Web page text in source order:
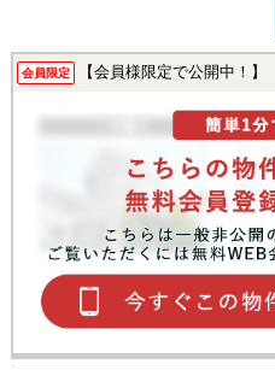
会員限定 【会員様限定で公開中！】